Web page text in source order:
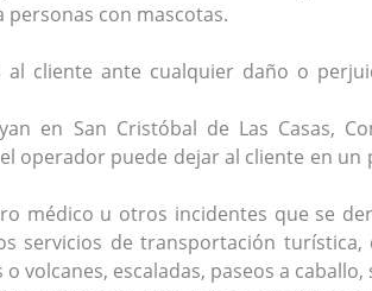
con mascotas.
cliente ante cualquier daño o
en San Cristóbal de Las Casas,
operador puede dejar al cliente en
médico u otros incidentes que se
de transportación turística,
escaladas, paseos a